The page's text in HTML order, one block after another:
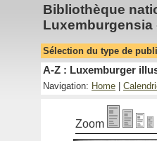
Bibliothèque
Luxemburgensia
Sélection du type de
A-Z : Luxemburger
Navigation: Home
Zoom